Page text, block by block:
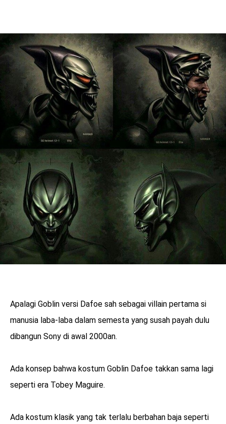
Apalagi Goblin versi Dafoe sah sebagai villain pertama si
manusia laba-laba dalam semesta yang susah payah dulu
dibangun Sony di awal 2000an.
Ada konsep bahwa kostum Goblin Dafoe takkan sama lagi
seperti era Tobey Maguire.
Ada kostum klasik yang tak terlalu berbahan baja seperti